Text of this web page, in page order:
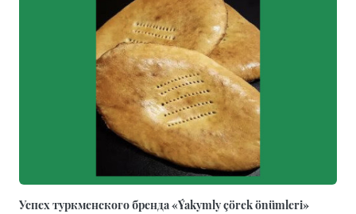
Успех туркменского бренда «Ýakymly çörek önümleri»